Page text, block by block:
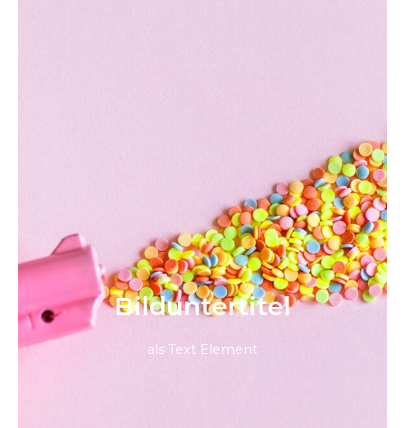
Bild­unter­titel
als Text Element